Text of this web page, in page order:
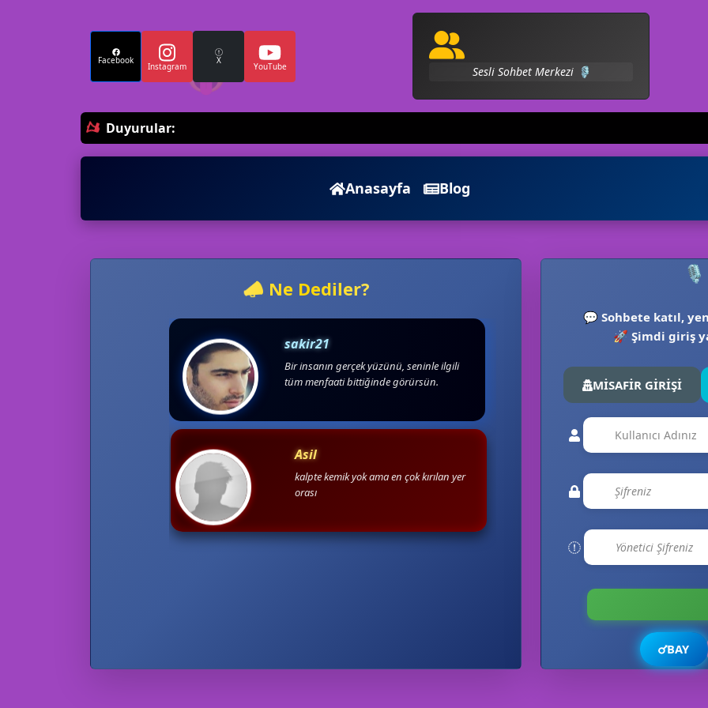
😜
Facebook
Instagram
X
YouTube Arkadaşlığın Tek Sitesi 💬
Duyurular:
Anasayfa Blog
📣 Ne Dediler?
sakir21
Bir insanın gerçek yüzünü, seninle ilgili
tüm menfaati bittiğinde görürsün.
Asil
kalpte kemik yok ama en çok kırılan yer
orası
🎙️
💬 Sohbete katıl,
🚀 Şimdi giriş
MİSAFİR GİRİŞİ
BAY